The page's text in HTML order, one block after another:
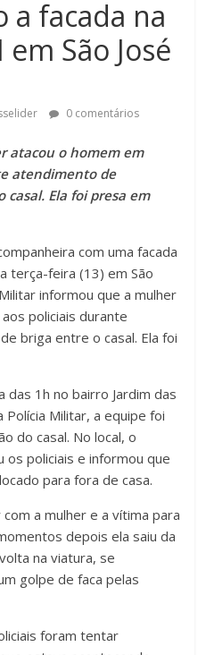
a facada na
São José
0 comentários
atacou o homem em
atendimento de
casal. Ela foi presa em
com uma facada
terça-feira (13) em São
informou que a mulher
policiais durante
briga entre o casal. Ela foi
1h no bairro Jardim das
Militar, a equipe foi
do casal. No local, o
os policiais e informou que
para fora de casa.
a mulher e a vítima para
depois ela saiu da
na viatura, se
golpe de faca pelas
foram tentar